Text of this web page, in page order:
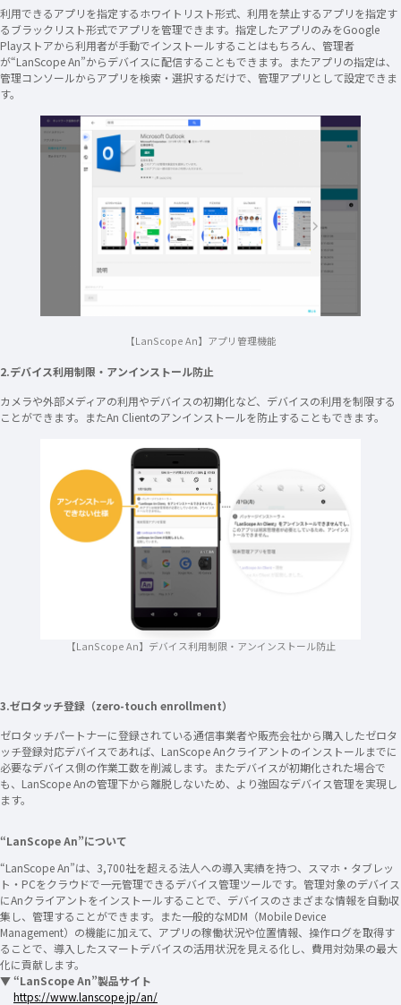
利用できるアプリを指定するホワイトリスト形式、利用を禁止するアプリを指定す
るブラックリスト形式でアプリを管理できます。指定したアプリのみをGoogle
Playストアから利用者が手動でインストールすることはもちろん、管理者
が“LanScope An”からデバイスに配信することもできます。またアプリの指定は、
管理コンソールからアプリを検索・選択するだけで、管理アプリとして設定できま
す。
【LanScope An】アプリ管理機能
2.デバイス利用制限・アンインストール防止
カメラや外部メディアの利用やデバイスの初期化など、デバイスの利用を制限する
ことができます。またAn Clientのアンインストールを防止することもできます。
【LanScope An】デバイス利用制限・アンインストール防止
3.ゼロタッチ登録（zero-touch enrollment）
ゼロタッチパートナーに登録されている通信事業者や販売会社から購入したゼロタ
ッチ登録対応デバイスであれば、LanScope Anクライアントのインストールまでに
必要なデバイス側の作業工数を削減します。またデバイスが初期化された場合で
も、LanScope Anの管理下から離脱しないため、より強固なデバイス管理を実現し
ます。
“LanScope An”について
“LanScope An”は、3,700社を超える法人への導入実績を持つ、スマホ・タブレッ
ト・PCをクラウドで一元管理できるデバイス管理ツールです。管理対象のデバイス
にAnクライアントをインストールすることで、デバイスのさまざまな情報を自動収
集し、管理することができます。また一般的なMDM（Mobile Device
Management）の機能に加えて、アプリの稼働状況や位置情報、操作ログを取得す
ることで、導入したスマートデバイスの活用状況を見える化し、費用対効果の最大
化に貢献します。
▼“LanScope An”製品サイト
https://www.lanscope.jp/an/